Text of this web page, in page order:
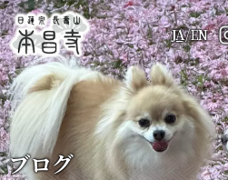
JA/EN
ブログ